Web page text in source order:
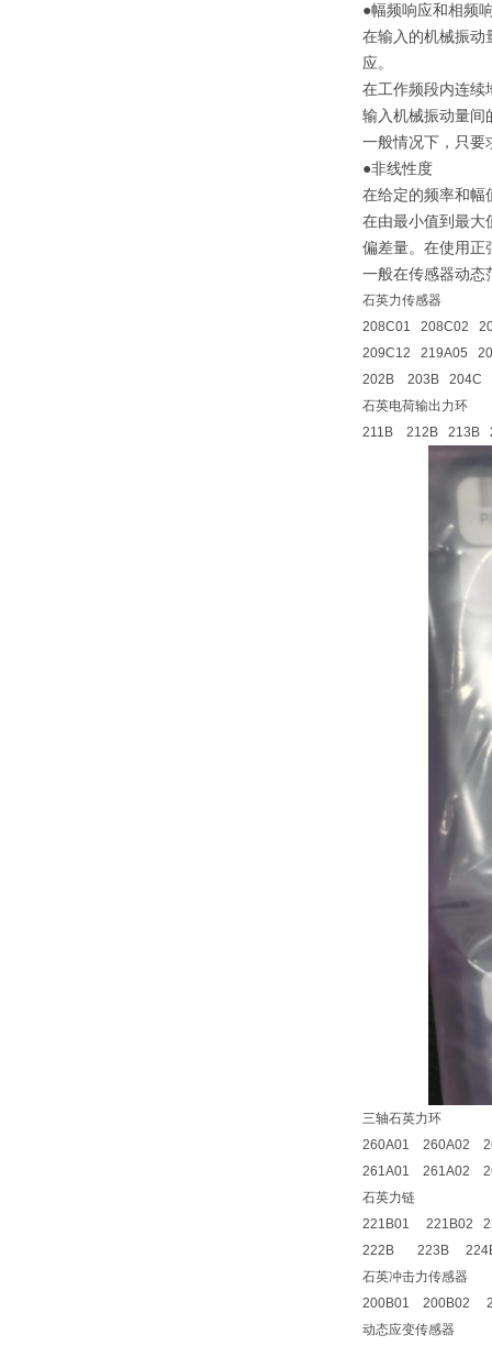
●幅频响应和相频
在输入的机械振动
应。
在工作频段内连续
输入机械振动量间
一般情况下，只要
●非线性度
在给定的频率和幅
在由最小值到最大
偏差量。在使用正
一般在传感器动态
石英力传感器
208C01 208C02
209C12 219A05
202B 203B 204C
石英电荷输出力环
211B 212B 213B
三轴石英力环
260A01 260A02
261A01 261A02
石英力链
221B01 221B02
222B 223B
石英冲击力传感器
200B01 200B02
动态应变传感器